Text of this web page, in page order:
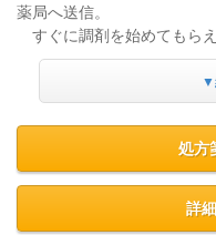
薬局へ送信。
すぐに調剤を始めてもら
少なく受け取れます。
●薬局で薬が用意出来ると
で時間を有効活用できます
●画像なのでFAXより鮮明
▼
処方
詳